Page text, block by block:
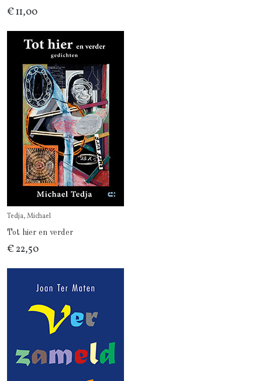
€ 11,00
Tedja, Michael
Tot hier en verder
€ 22,50